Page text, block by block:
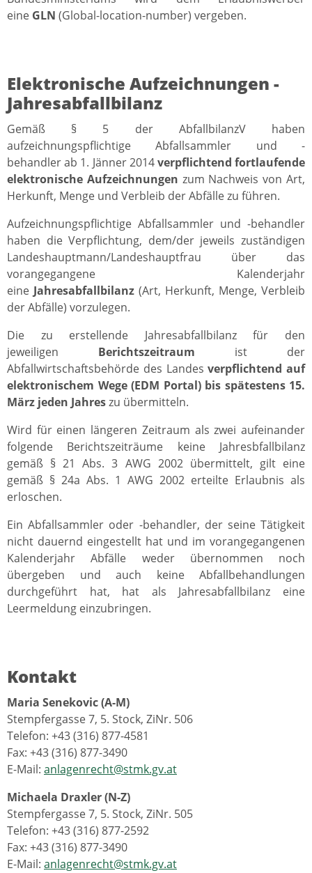
eine GLN (Global-location-number) vergeben.
Elektronische Aufzeichnungen -
Jahresabfallbilanz
Gemäß § 5 der AbfallbilanzV haben
aufzeichnungspflichtige Abfallsammler und -
behandler ab 1. Jänner 2014verpflichtend fortlaufende
elektronische Aufzeichnungen zum Nachweis von Art,
Herkunft, Menge und Verbleib der Abfälle zu führen.
Aufzeichnungspflichtige Abfallsammler und -behandler
haben die Verpflichtung, dem/der jeweils zuständigen
Landeshauptmann/Landeshauptfrau über das
vorangegangene Kalenderjahr
eine Jahresabfallbilanz (Art, Herkunft, Menge, Verbleib
der Abfälle) vorzulegen.
Die zu erstellende Jahresabfallbilanz für den
jeweiligen Berichtszeitraum ist der
Abfallwirtschaftsbehörde des Landesverpflichtend auf
elektronischem Wege (EDM Portal) bis spätestens 15.
März jeden Jahreszu übermitteln.
Wird für einen längeren Zeitraum als zwei aufeinander
folgende Berichtszeiträume keine Jahresbfallbilanz
gemäß § 21 Abs. 3 AWG 2002 übermittelt, gilt eine
gemäß § 24a Abs. 1 AWG 2002 erteilte Erlaubnis als
erloschen.
Ein Abfallsammler oder -behandler, der seine Tätigkeit
nicht dauernd eingestellt hat und im vorangegangenen
Kalenderjahr Abfälle weder übernommen noch
übergeben und auch keine Abfallbehandlungen
durchgeführt hat, hat als Jahresabfallbilanz eine
Leermeldung einzubringen.
Kontakt
Maria Senekovic (A-M)
Stempfergasse 7, 5. Stock, ZiNr. 506
Telefon: +43 (316) 877-4581
Fax: +43 (316) 877-3490
E-Mail: anlagenrecht@stmk.gv.at
Michaela Draxler (N-Z)
Stempfergasse 7, 5. Stock, ZiNr. 505
Telefon: +43 (316) 877-2592
Fax: +43 (316) 877-3490
E-Mail: anlagenrecht@stmk.gv.at